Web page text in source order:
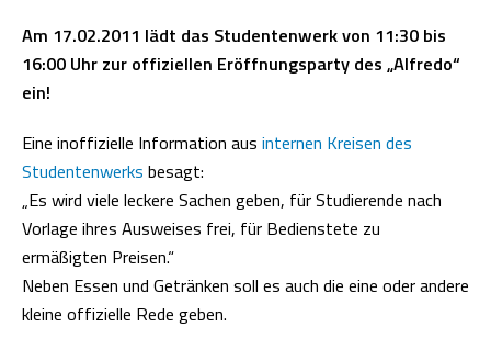
Am 17.02.2011 lädt das Studentenwerk von 11:30 bis
16:00 Uhr zur offiziellen Eröffnungsparty des „Alfredo“
ein!
Eine inoffizielle Information aus internen Kreisen des
Studentenwerks besagt:
„Es wird viele leckere Sachen geben, für Studierende nach
Vorlage ihres Ausweises frei, für Bedienstete zu
ermäßigten Preisen.“
Neben Essen und Getränken soll es auch die eine oder andere
kleine offizielle Rede geben.